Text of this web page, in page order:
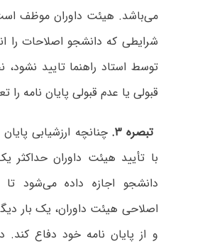
می‌باشد. هیئت داوران موظف
شرایطی که دانشجو اصلاحات را
توسط استاد راهنما تایید نشود،
قبولی یا عدم قبولی پایان نامه را
تبصره۳. چنانچه ارزشیابی
با تأیید هیئت داوران حداکثر
دانشجو اجازه داده می‌شود
اصلاحی هیئت داوران، یک بار
و از پایان نامه خود دفاع